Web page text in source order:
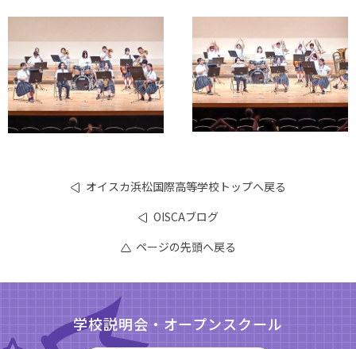
OISCAブログ
オイスカ浜松国際高等学校トップへ戻る
ページの先頭へ戻る
学校説明会・オープンスクール